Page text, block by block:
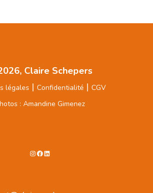
Claire Schepers
légales | Confidentialité | CGV
: Amandine Gimenez
Instagram
Facebook
LinkedIn